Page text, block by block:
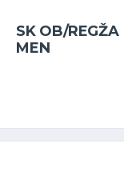
SK OB/REGŽA
MEN